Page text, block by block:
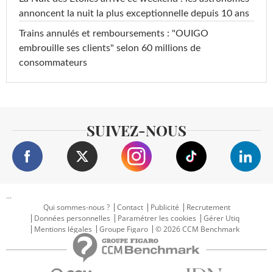
annoncent la nuit la plus exceptionnelle depuis 10 ans
Trains annulés et remboursements : "OUIGO
embrouille ses clients" selon 60 millions de
consommateurs
SUIVEZ-NOUS
...
Qui sommes-nous ?
Contact Publicité
Recrutement
Données personnelles
Paramétrer les cookies
Gérer Utiq
Mentions légales
Groupe Figaro © 2026 CCM Benchmark